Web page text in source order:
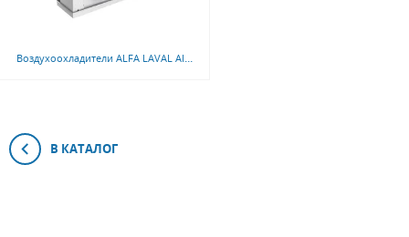
Воздухоохладители ALFA LAVAL AIRMAX II DX (индустриальная серия)
В КАТАЛОГ